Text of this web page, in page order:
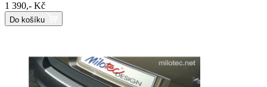
1 390,- Kč
Do košíku